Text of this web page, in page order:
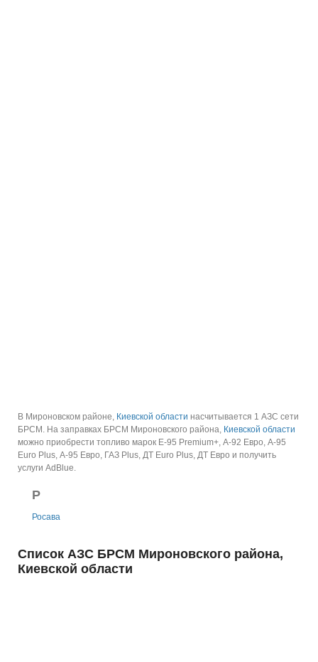
В Мироновском районе, Киевской области насчитывается 1 АЗС сети
БРСМ. На заправках БРСМ Мироновского района, Киевской области
можно приобрести топливо марок E-95 Premium+, А-92 Евро, А-95
Euro Plus, А-95 Евро, ГАЗ Plus, ДТ Euro Plus, ДТ Евро и получить
услуги AdBlue.
Р
Росава
Список АЗС БРСМ Мироновского района,
Киевской области